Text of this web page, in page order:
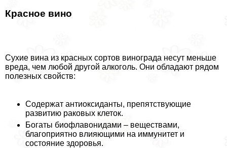
Красное вино
Сухие вина из красных сортов винограда несут меньше
вреда, чем любой другой алкоголь. Они обладают рядом
полезных свойств:
Содержат антиоксиданты, препятствующие
развитию paковых клеток.
Богаты биофлавонидами – веществами,
благоприятно влияющими на иммунитет и
состояние здоровья.